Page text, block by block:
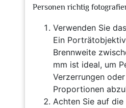
Personen richtig
Verwenden Sie
Ein
Brennweite
mm ist ideal, um
Verzerrungen
Proportionen
Achten Sie auf die